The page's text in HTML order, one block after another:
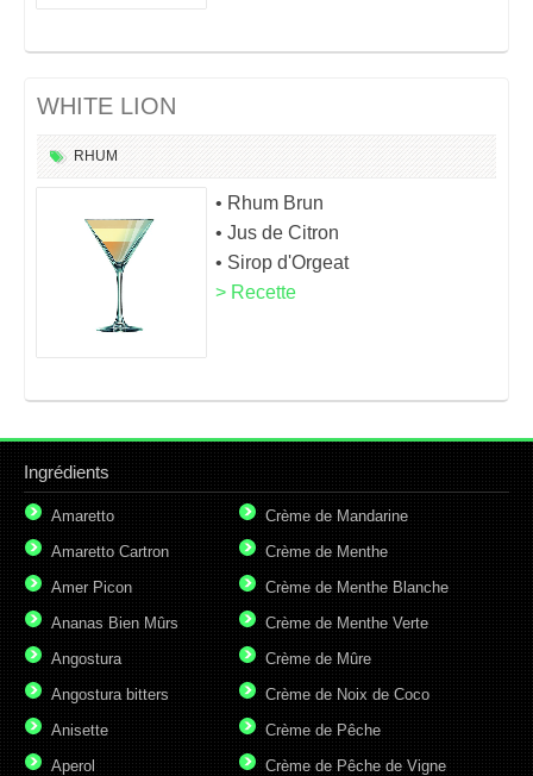
WHITE LION
RHUM
• Rhum Brun
• Jus de Citron
• Sirop d'Orgeat
> Recette
Ingrédients
Amaretto
Amaretto Cartron
Amer Picon
Ananas Bien Mûrs
Angostura
Angostura bitters
Anisette
Aperol
Crème de Mandarine
Crème de Menthe
Crème de Menthe Blanche
Crème de Menthe Verte
Crème de Mûre
Crème de Noix de Coco
Crème de Pêche
Crème de Pêche de Vigne